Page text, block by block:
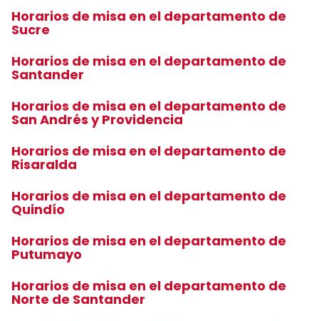
Horarios de misa en el departamento de
Sucre
Horarios de misa en el departamento de
Santander
Horarios de misa en el departamento de
San Andrés y Providencia
Horarios de misa en el departamento de
Risaralda
Horarios de misa en el departamento de
Quindío
Horarios de misa en el departamento de
Putumayo
Horarios de misa en el departamento de
Norte de Santander